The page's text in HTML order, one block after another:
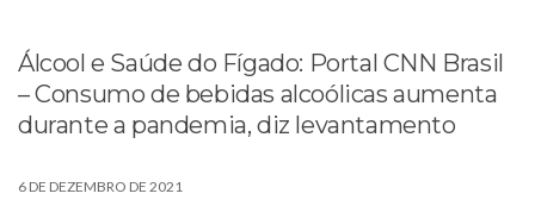
Álcool e Saúde do Fígado: Portal CNN Brasil
– Consumo de bebidas alcoólicas aumenta
durante a pandemia, diz levantamento
6 DE DEZEMBRO DE 2021